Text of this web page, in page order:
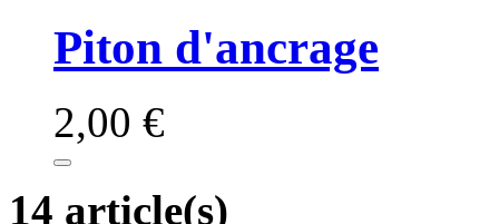
Piton d'ancrage
2,00 €
14 article(s)